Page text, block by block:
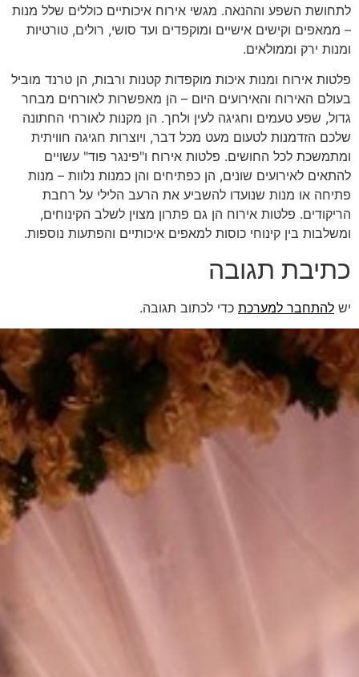
לתחושת השפע וההנאה. מגשי אירוח איכותיים כוללים שלל מנות
– ממאפים וקישים אישיים ומוקפדים ועד סושי, רולים, טורטיות
ומנות ירק וממולאים.
פלטות אירוח ומנות איכות מוקפדות קטנות ורבות, הן טרנד מוביל
בעולם האירוח והאירועים היום – הן מאפשרות לאורחים מבחר
גדול, שפע טעמים וחגיגה לעין ולחך. הן מקנות לאורחי החתונה
שלכם הזדמנות לטעום מעט מכל דבר, ויוצרות חגיגה חוויתית
ומתמשכת לכל החושים. פלטות אירוח ו"פינגר פוד" עשויים
להתאים לאירועים שונים, הן כפתיחים והן כמנות נלוות – מנות
פתיחה או מנות שנועדו להשביע את הרעב הלילי על רחבת
הריקודים. פלטות אירוח הן גם פתרון מצוין לשלב הקינוחים,
ומשלבות בין קינוחי כוסות למאפים איכותיים והפתעות נוספות.
כתיבת תגובה
יש להתחבר למערכת כדי לכתוב תגובה.